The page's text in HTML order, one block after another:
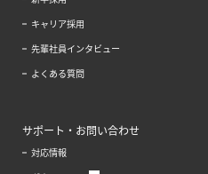
キャリア採用
先輩社員インタビュー
よくある質問
サポート・お問い合わせ
対応情報